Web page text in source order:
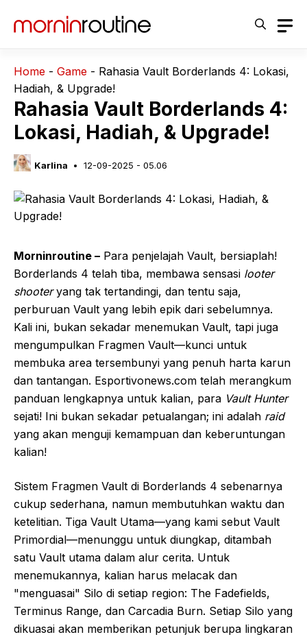
Home - Game - Rahasia Vault Borderlands 4: Lokasi,
Hadiah, & Upgrade!
Rahasia Vault Borderlands 4:
Lokasi, Hadiah, & Upgrade!
Karlina 12-09-2025 - 05.06
Morninroutine – Para penjelajah Vault, bersiaplah!
Borderlands 4 telah tiba, membawa sensasi looter
shooteryang tak tertandingi, dan tentu saja,
perburuan Vault yang lebih epik dari sebelumnya.
Kali ini, bukan sekadar menemukan Vault, tapi juga
mengumpulkan Fragmen Vault—kunci untuk
membuka area tersembunyi yang penuh harta karun
dan tantangan. Esportivonews.com telah merangkum
panduan lengkapnya untuk kalian, para Vault Hunter
sejati! Ini bukan sekadar petualangan; ini adalah raid
yang akan menguji kemampuan dan keberuntungan
kalian!
Sistem Fragmen Vault di Borderlands 4 sebenarnya
cukup sederhana, namun membutuhkan waktu dan
ketelitian. Tiga Vault Utama—yang kami sebut Vault
Primordial—menunggu untuk diungkap, ditambah
satu Vault utama dalam alur cerita. Untuk
menemukannya, kalian harus melacak dan
"menguasai" Silo di setiap region: The Fadefields,
Terminus Range, dan Carcadia Burn. Setiap Silo yang
dikuasai akan memberikan petunjuk berupa lingkaran